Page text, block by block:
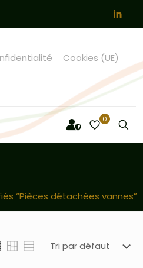
Cookies (UE)
0
“Pièces détachées vannes”